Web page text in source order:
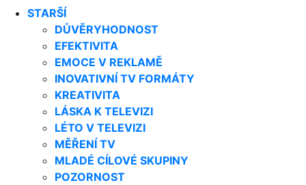
STARŠÍ
DŮVĚRYHODNOST
EFEKTIVITA
EMOCE V REKLAMĚ
INOVATIVNÍ TV FORMÁTY
KREATIVITA
LÁSKA K TELEVIZI
LÉTO V TELEVIZI
MĚŘENÍ TV
MLADÉ CÍLOVÉ SKUPINY
POZORNOST